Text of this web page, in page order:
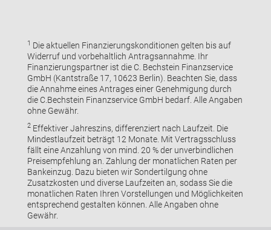
1 Die aktuellen Finanzierungskonditionen gelten bis auf
Widerruf und vorbehaltlich Antragsannahme. Ihr
Finanzierungspartner ist die C. Bechstein Finanzservice
GmbH (Kantstraße 17, 10623 Berlin). Beachten Sie, dass
die Annahme eines Antrages einer Genehmigung durch
die C.Bechstein Finanzservice GmbH bedarf. Alle Angaben
ohne Gewähr.
2Effektiver Jahreszins, differenziert nach Laufzeit. Die
Mindestlaufzeit beträgt 12 Monate. Mit Vertragsschluss
fällt eine Anzahlung von mind. 20 % der unverbindlichen
Preisempfehlung an. Zahlung der monatlichen Raten per
Bankeinzug. Dazu bieten wir Sondertilgung ohne
Zusatzkosten und diverse Laufzeiten an, sodass Sie die
monatlichen Raten Ihren Vorstellungen und Möglichkeiten
entsprechend gestalten können. Alle Angaben ohne
Gewähr.